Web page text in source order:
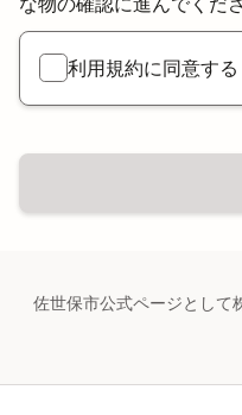
な物の確認に進んでくだ
利用規約に同意する
佐世保市公式ページとして